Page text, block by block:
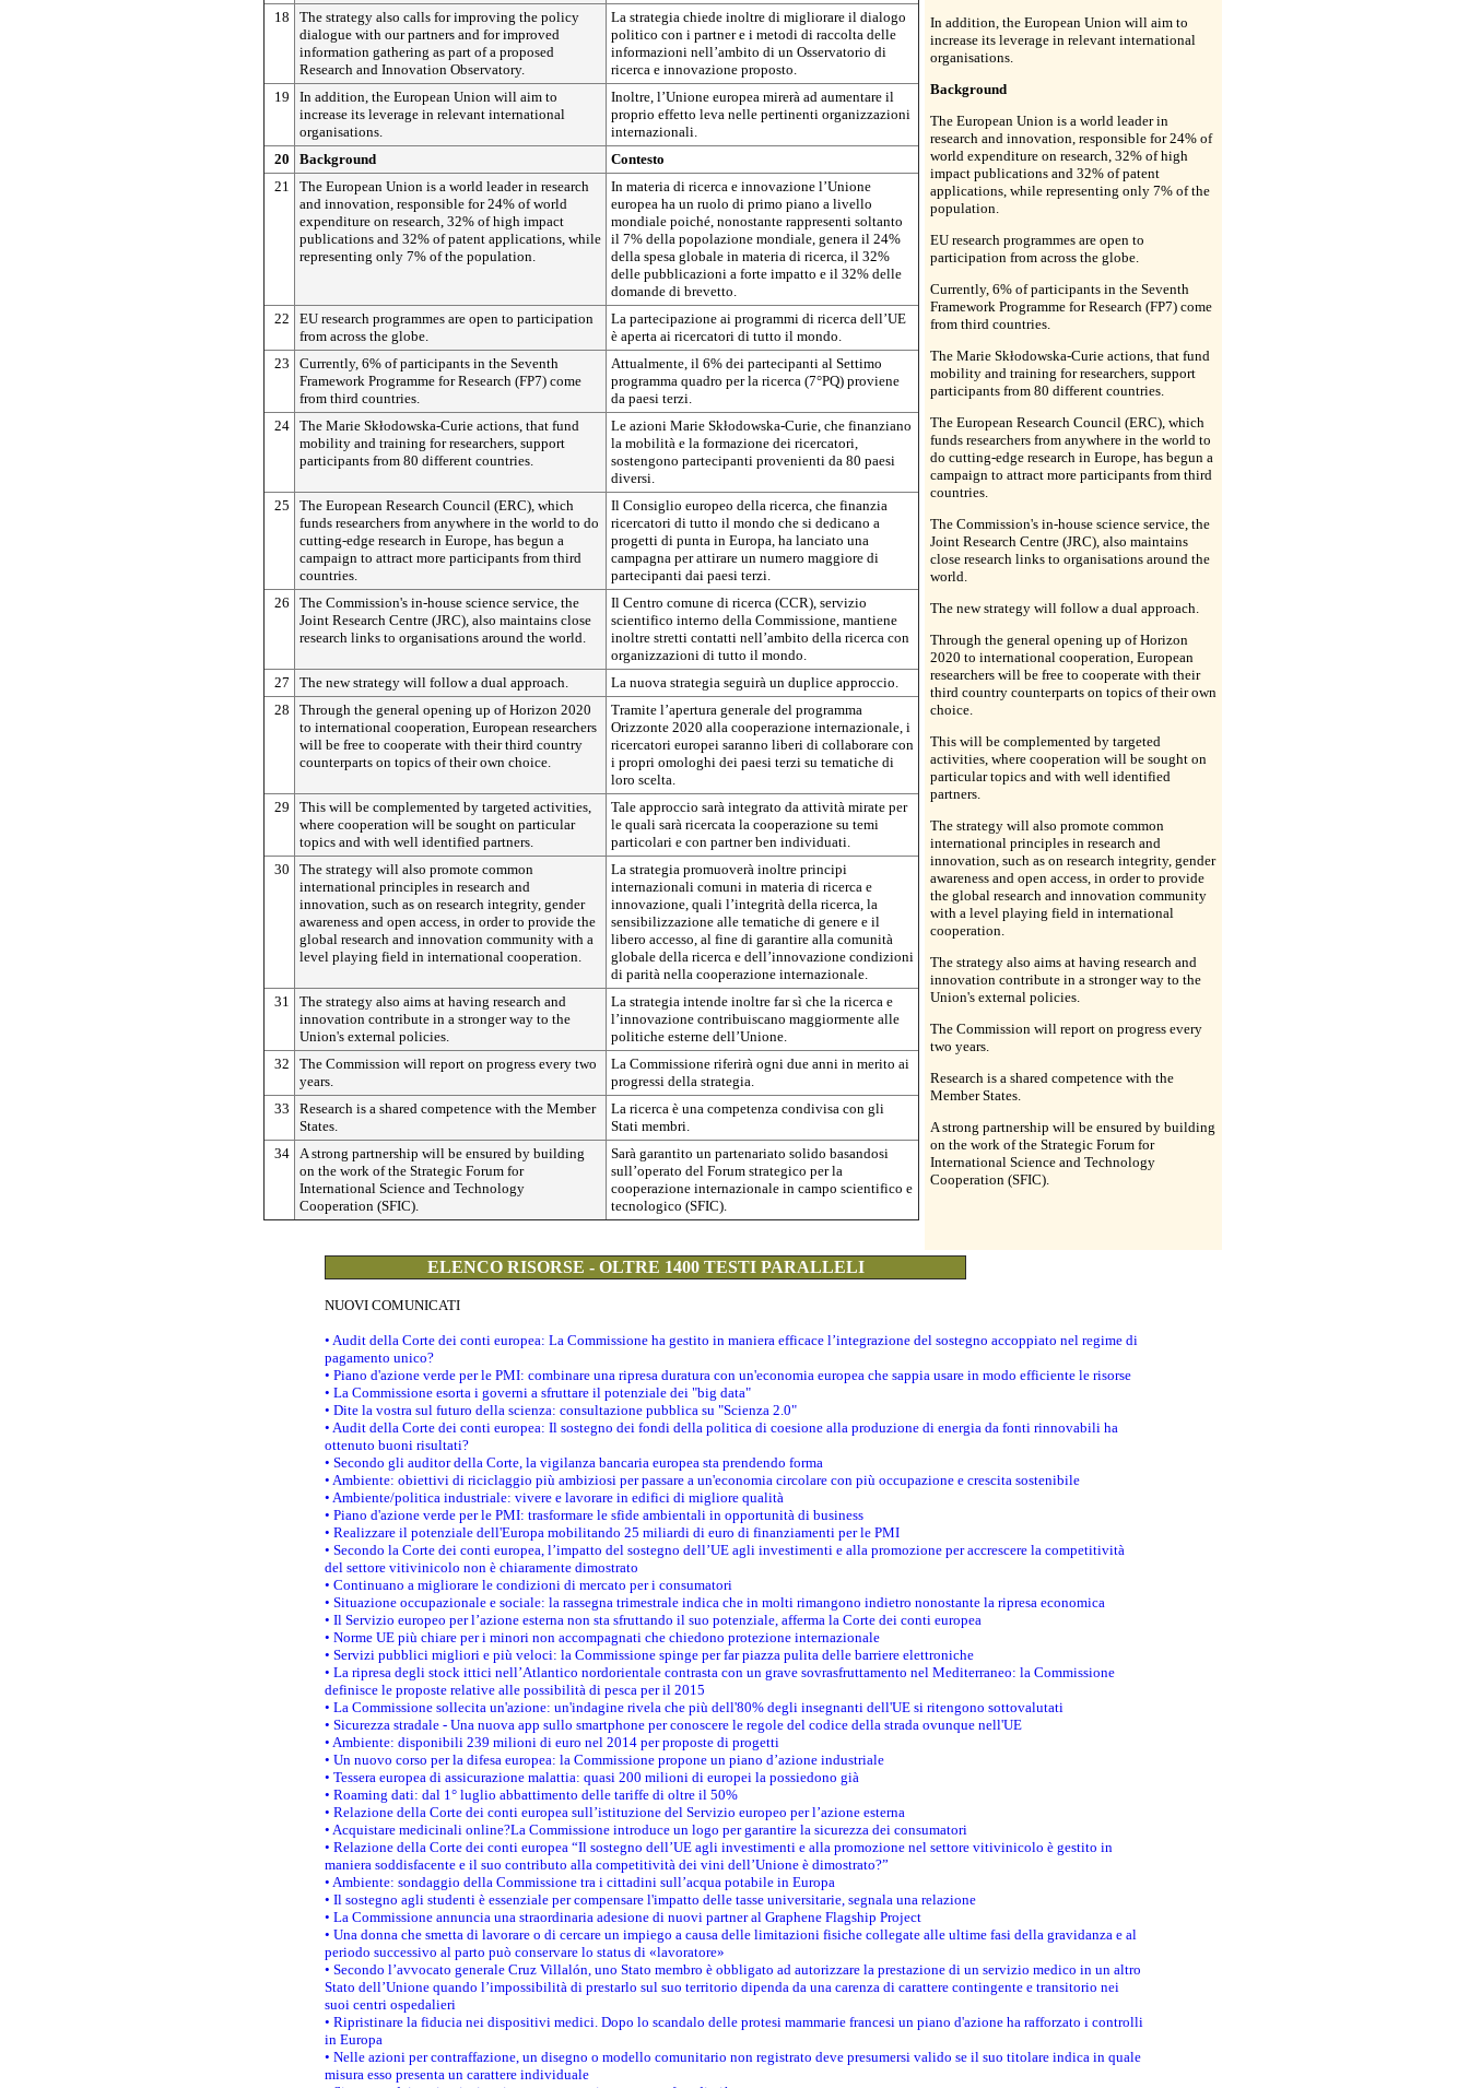
18
The strategy also calls for improving the policy
dialogue with our partners and for improved
information gathering as part of a proposed
Research and Innovation Observatory.
La strategia chiede inoltre di migliorare il dialogo
politico con i partner e i metodi di raccolta delle
informazioni nell’ambito di un Osservatorio di
ricerca e innovazione proposto.
19
In addition, the European Union will aim to
increase its leverage in relevant international
organisations.
Inoltre, l’Unione europea mirerà ad aumentare il
proprio effetto leva nelle pertinenti organizzazioni
internazionali.
20
Background
Contesto
21
The European Union is a world leader in research
and innovation, responsible for 24% of world
expenditure on research, 32% of high impact
publications and 32% of patent applications, while
representing only 7% of the population.
In materia di ricerca e innovazione l’Unione
europea ha un ruolo di primo piano a livello
mondiale poiché, nonostante rappresenti soltanto
il 7% della popolazione mondiale, genera il 24%
della spesa globale in materia di ricerca, il 32%
delle pubblicazioni a forte impatto e il 32% delle
domande di brevetto.
22
EU research programmes are open to participation
from across the globe.
La partecipazione ai programmi di ricerca dell’UE
è aperta ai ricercatori di tutto il mondo.
23
Currently, 6% of participants in the Seventh
Framework Programme for Research (FP7) come
from third countries.
Attualmente, il 6% dei partecipanti al Settimo
programma quadro per la ricerca (7°PQ) proviene
da paesi terzi.
24 The Marie Skłodowska-Curie actions, that fund
mobility and training for researchers, support
participants from 80 different countries.
Le azioni Marie Skłodowska-Curie, che finanziano
la mobilità e la formazione dei ricercatori,
sostengono partecipanti provenienti da 80 paesi
diversi.
25
The European Research Council (ERC), which
funds researchers from anywhere in the world to do
cutting-edge research in Europe, has begun a
campaign to attract more participants from third
countries.
Il Consiglio europeo della ricerca, che finanzia
ricercatori di tutto il mondo che si dedicano a
progetti di punta in Europa, ha lanciato una
campagna per attirare un numero maggiore di
partecipanti dai paesi terzi.
26
The Commission's in-house science service, the
Joint Research Centre (JRC), also maintains close
research links to organisations around the world.
Il Centro comune di ricerca (CCR), servizio
scientifico interno della Commissione, mantiene
inoltre stretti contatti nell’ambito della ricerca con
organizzazioni di tutto il mondo.
27
The new strategy will follow a dual approach.
La nuova strategia seguirà un duplice approccio.
28
Through the general opening up of Horizon 2020
to international cooperation, European researchers
will be free to cooperate with their third country
counterparts on topics of their own choice.
Tramite l’apertura generale del programma
Orizzonte 2020 alla cooperazione internazionale, i
ricercatori europei saranno liberi di collaborare con
i propri omologhi dei paesi terzi su tematiche di
loro scelta.
29
This will be complemented by targeted activities,
where cooperation will be sought on particular
topics and with well identified partners.
Tale approccio sarà integrato da attività mirate per
le quali sarà ricercata la cooperazione su temi
particolari e con partner ben individuati.
30
The strategy will also promote common
international principles in research and
innovation, such as on research integrity, gender
awareness and open access, in order to provide the
global research and innovation community with a
level playing field in international cooperation.
La strategia promuoverà inoltre principi
internazionali comuni in materia di ricerca e
innovazione, quali l’integrità della ricerca, la
sensibilizzazione alle tematiche di genere e il
libero accesso, al fine di garantire alla comunità
globale della ricerca e dell’innovazione condizioni
di parità nella cooperazione internazionale.
31
The strategy also aims at having research and
innovation contribute in a stronger way to the
Union's external policies.
La strategia intende inoltre far sì che la ricerca e
l’innovazione contribuiscano maggiormente alle
politiche esterne dell’Unione.
32
The Commission will report on progress every two
years.
La Commissione riferirà ogni due anni in merito ai
progressi della strategia.
33
Research is a shared competence with the Member
States.
La ricerca è una competenza condivisa con gli
Stati membri.
34
A strong partnership will be ensured by building
on the work of the Strategic Forum for
International Science and Technology
Cooperation (SFIC).
Sarà garantito un partenariato solido basandosi
sull’operato del Forum strategico per la
cooperazione internazionale in campo scientifico e
tecnologico (SFIC).
In addition, the European Union will aim to
increase its leverage in relevant international
organisations.
Background
The European Union is a world leader in
research and innovation, responsible for 24% of
world expenditure on research, 32% of high
impact publications and 32% of patent
applications, while representing only 7% of the
population.
EU research programmes are open to
participation from across the globe.
Currently, 6% of participants in the Seventh
Framework Programme for Research (FP7) come
from third countries.
The Marie Skłodowska-Curie actions, that fund
mobility and training for researchers, support
participants from 80 different countries.
The European Research Council (ERC), which
funds researchers from anywhere in the world to
do cutting-edge research in Europe, has begun a
campaign to attract more participants from third
countries.
The Commission's in-house science service, the
Joint Research Centre (JRC), also maintains
close research links to organisations around the
world.
The new strategy will follow a dual approach.
Through the general opening up of Horizon
2020 to international cooperation, European
researchers will be free to cooperate with their
third country counterparts on topics of their own
choice.
This will be complemented by targeted
activities, where cooperation will be sought on
particular topics and with well identified
partners.
The strategy will also promote common
international principles in research and
innovation, such as on research integrity, gender
awareness and open access, in order to provide
the global research and innovation community
with a level playing field in international
cooperation.
The strategy also aims at having research and
innovation contribute in a stronger way to the
Union's external policies.
The Commission will report on progress every
two years.
Research is a shared competence with the
Member States.
A strong partnership will be ensured by building
on the work of the Strategic Forum for
International Science and Technology
Cooperation (SFIC).
ELENCO RISORSE - OLTRE 1400 TESTI PARALLELI
NUOVI COMUNICATI
• Audit della Corte dei conti europea: La Commissione ha gestito in maniera efficace l’integrazione del sostegno accoppiato nel regime di
pagamento unico?
• Piano d'azione verde per le PMI: combinare una ripresa duratura con un'economia europea che sappia usare in modo efficiente le risorse
• La Commissione esorta i governi a sfruttare il potenziale dei "big data"
• Dite la vostra sul futuro della scienza: consultazione pubblica su "Scienza 2.0"
• Audit della Corte dei conti europea: Il sostegno dei fondi della politica di coesione alla produzione di energia da fonti rinnovabili ha
ottenuto buoni risultati?
• Secondo gli auditor della Corte, la vigilanza bancaria europea sta prendendo forma
• Ambiente: obiettivi di riciclaggio più ambiziosi per passare a un'economia circolare con più occupazione e crescita sostenibile
• Ambiente/politica industriale: vivere e lavorare in edifici di migliore qualità
• Piano d'azione verde per le PMI: trasformare le sfide ambientali in opportunità di business
• Realizzare il potenziale dell'Europa mobilitando 25 miliardi di euro di finanziamenti per le PMI
• Secondo la Corte dei conti europea, l’impatto del sostegno dell’UE agli investimenti e alla promozione per accrescere la competitività
del settore vitivinicolo non è chiaramente dimostrato
• Continuano a migliorare le condizioni di mercato per i consumatori
• Situazione occupazionale e sociale: la rassegna trimestrale indica che in molti rimangono indietro nonostante la ripresa economica
• Il Servizio europeo per l’azione esterna non sta sfruttando il suo potenziale, afferma la Corte dei conti europea
• Norme UE più chiare per i minori non accompagnati che chiedono protezione internazionale
• Servizi pubblici migliori e più veloci: la Commissione spinge per far piazza pulita delle barriere elettroniche
• La ripresa degli stock ittici nell’Atlantico nordorientale contrasta con un grave sovrasfruttamento nel Mediterraneo: la Commissione
definisce le proposte relative alle possibilità di pesca per il 2015
• La Commissione sollecita un'azione: un'indagine rivela che più dell'80% degli insegnanti dell'UE si ritengono sottovalutati
• Sicurezza stradale - Una nuova app sullo smartphone per conoscere le regole del codice della strada ovunque nell'UE
• Ambiente: disponibili 239 milioni di euro nel 2014 per proposte di progetti
• Un nuovo corso per la difesa europea: la Commissione propone un piano d’azione industriale
• Tessera europea di assicurazione malattia: quasi 200 milioni di europei la possiedono già
• Roaming dati: dal 1° luglio abbattimento delle tariffe di oltre il 50%
• Relazione della Corte dei conti europea sull’istituzione del Servizio europeo per l’azione esterna
• Acquistare medicinali online?La Commissione introduce un logo per garantire la sicurezza dei consumatori
• Relazione della Corte dei conti europea “Il sostegno dell’UE agli investimenti e alla promozione nel settore vitivinicolo è gestito in
maniera soddisfacente e il suo contributo alla competitività dei vini dell’Unione è dimostrato?”
• Ambiente: sondaggio della Commissione tra i cittadini sull’acqua potabile in Europa
• Il sostegno agli studenti è essenziale per compensare l'impatto delle tasse universitarie, segnala una relazione
• La Commissione annuncia una straordinaria adesione di nuovi partner al Graphene Flagship Project
• Una donna che smetta di lavorare o di cercare un impiego a causa delle limitazioni fisiche collegate alle ultime fasi della gravidanza e al
periodo successivo al parto può conservare lo status di «lavoratore»
• Secondo l’avvocato generale Cruz Villalón, uno Stato membro è obbligato ad autorizzare la prestazione di un servizio medico in un altro
Stato dell’Unione quando l’impossibilità di prestarlo sul suo territorio dipenda da una carenza di carattere contingente e transitorio nei
suoi centri ospedalieri
• Ripristinare la fiducia nei dispositivi medici. Dopo lo scandalo delle protesi mammarie francesi un piano d'azione ha rafforzato i controlli
in Europa
• Nelle azioni per contraffazione, un disegno o modello comunitario non registrato deve presumersi valido se il suo titolare indica in quale
misura esso presenta un carattere individuale